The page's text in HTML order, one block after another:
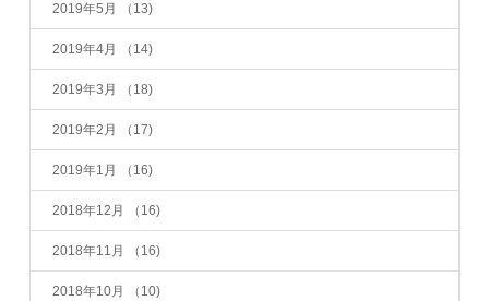
2019年5月 （13)
2019年4月 （14)
2019年3月 （18)
2019年2月 （17)
2019年1月 （16)
2018年12月 （16)
2018年11月 （16)
2018年10月 （10)